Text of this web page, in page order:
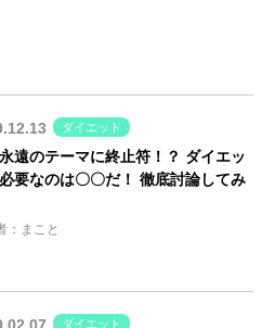
ダイエット
遠のテーマに終止符！？ ダイエッ
必要なのは〇〇だ！ 徹底討論してみ
：まこと
ダイエット